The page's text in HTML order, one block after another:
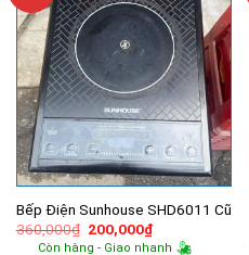
Bếp Điện Sunhouse SHD6011 Cũ
360,000₫ Giá
gốc
200,000₫Giá
hiện
Còn hàng - Giao nhanh